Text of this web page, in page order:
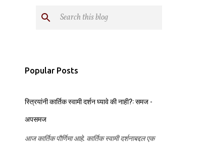
Popular Posts
स्त्रियांनी कार्तिक स्वामी दर्शन घ्यावे की नाही?: समज -
अपसमज
आज कार्तिक पौर्णिमा आहे. कार्तिक स्वामी दर्शनाबद्दल एक